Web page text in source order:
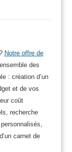
Notre offre de
des
: création d’un
et de vos
coût
recherche
carnet de